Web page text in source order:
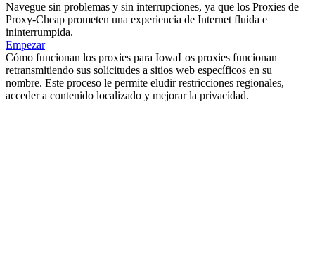
Navegue sin problemas y sin interrupciones, ya que los Proxies de
Proxy-Cheap prometen una experiencia de Internet fluida e
ininterrumpida.
Empezar
Cómo funcionan los proxies para IowaLos proxies funcionan
retransmitiendo sus solicitudes a sitios web específicos en su
nombre. Este proceso le permite eludir restricciones regionales,
acceder a contenido localizado y mejorar la privacidad.